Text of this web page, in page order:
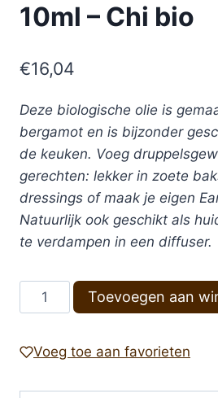
10ml – Chi bio
€16,04
Deze biologische olie is
bergamot en is bijzonder
de keuken. Voeg
gerechten: lekker in zoete
dressings of maak je eigen
Natuurlijk ook geschikt als
te verdampen in een diffuser.
Etherische
olie
10ml
Toevoegen aan
Voeg toe aan favorieten